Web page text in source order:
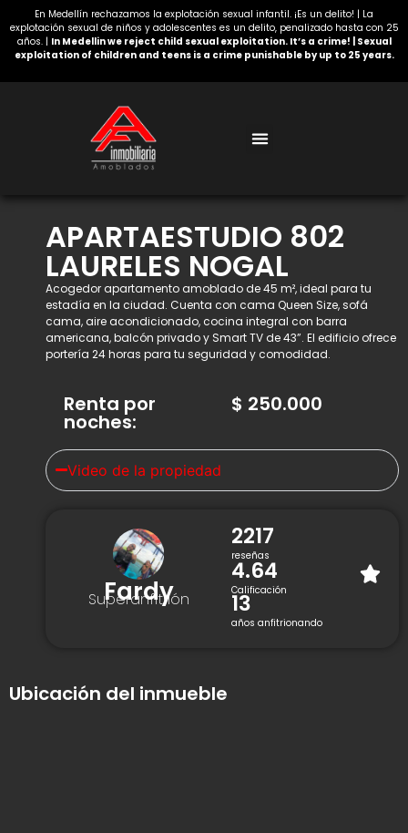
En Medellín rechazamos la explotación sexual infantil. ¡Es un delito! | La
explotación sexual de niños y adolescentes es un delito, penalizado hasta con 25
años. | In Medellin we reject child sexual exploitation. It’s a crime! | Sexual
exploitation of children and teens is a crime punishable by up to 25 years.
APARTAESTUDIO 802
LAURELES NOGAL
Acogedor apartamento amoblado de 45 m², ideal para tu
estadía en la ciudad. Cuenta con cama Queen Size, sofá
cama, aire acondicionado, cocina integral con barra
americana, balcón privado y Smart TV de 43”. El edificio ofrece
portería 24 horas para tu seguridad y comodidad.
Renta por
noches:
$ 250.000
Video de la propiedad
Fardy
Superanfitrión
2217
reseñas
4.64
Calificación
13
años anfitrionando
Ubicación del inmueble